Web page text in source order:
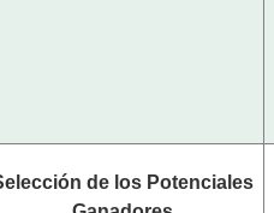
de los Potenciales